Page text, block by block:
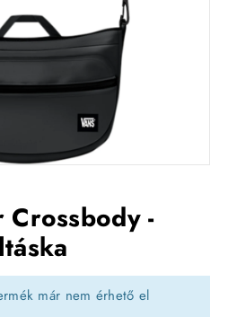
Crossbody -
már nem érhető el